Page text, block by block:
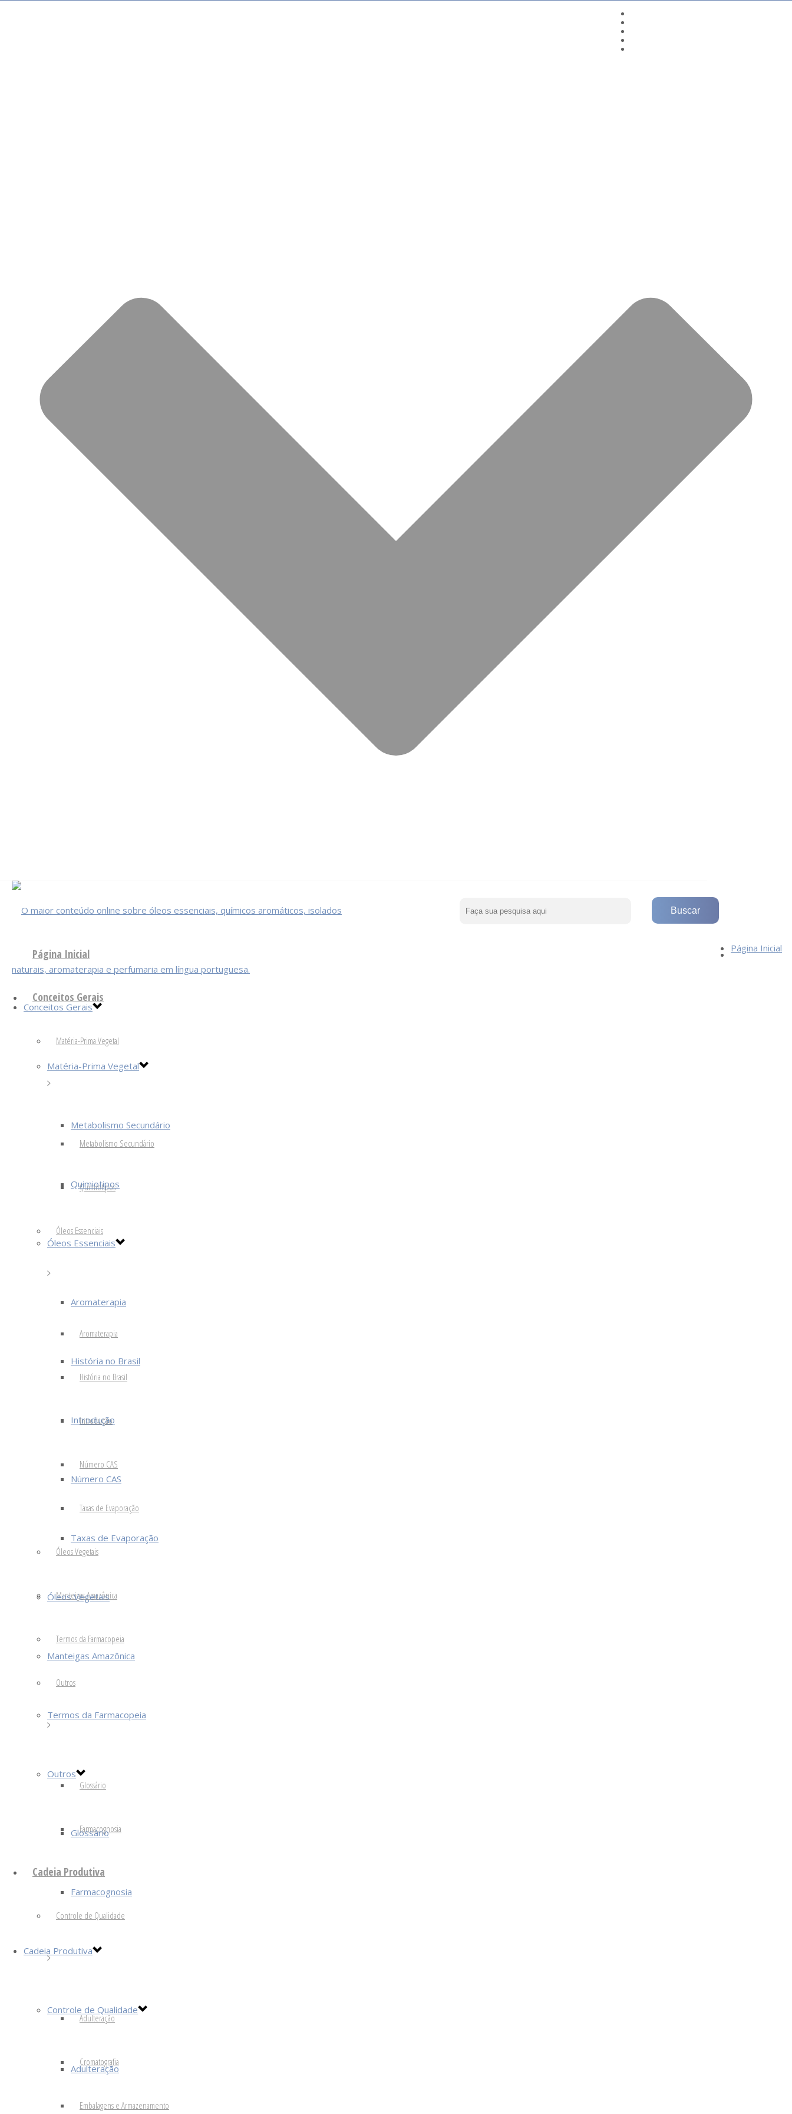
Página Inicial
Conceitos Gerais
Matéria-Prima Vegetal
Metabolismo Secundário
Quimiotipos
Óleos Essenciais
Aromaterapia
História no Brasil
Introdução
Número CAS
Taxas de Evaporação
Óleos Vegetais
Manteigas Amazônica
Termos da Farmacopeia
Outros
Glossário
Farmacognosia
Cadeia Produtiva
Controle de Qualidade
Adulteração
Cromatografia
Embalagens e Armazenamento
Página Inicial
Conceitos Gerais
Matéria-Prima Vegetal
Metabolismo Secundário
Quimiotipos
Óleos Essenciais
Aromaterapia
História no Brasil
Introdução
Número CAS
Taxas de Evaporação
Óleos Vegetais
Manteigas Amazônica
Termos da Farmacopeia
Outros
Glossário
Farmacognosia
Cadeia Produtiva
Controle de Qualidade
Adulteração